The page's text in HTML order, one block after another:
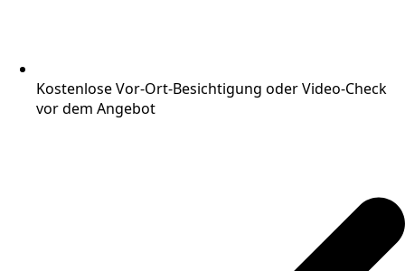
Kostenlose Vor-Ort-Besichtigung oder Video-Check
vor dem Angebot